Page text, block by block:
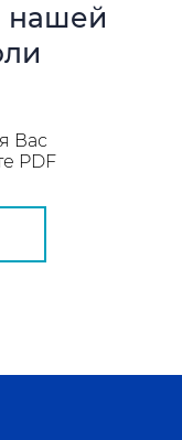
нашей
Вас
PDF